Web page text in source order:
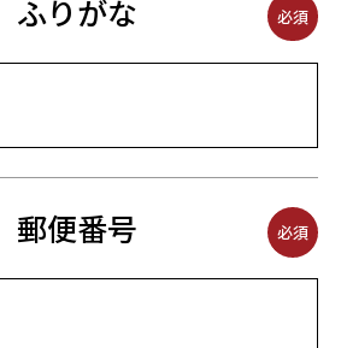
ふりがな 必須
郵便番号 必須